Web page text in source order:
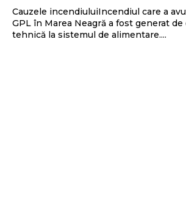
Cauzele incendiuluiIncendiul care a
GPL în Marea Neagră a fost generat
tehnică la sistemul de alimentare....